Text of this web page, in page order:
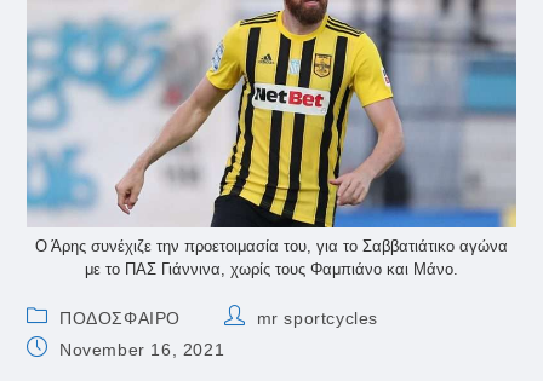
Ο Άρης συνέχιζε την προετοιμασία του, για το Σαββατιάτικο αγώνα
με το ΠΑΣ Γιάννινα, χωρίς τους Φαμπιάνο και Μάνο.
Post
category:
ΠΟΔΟΣΦΑΙΡΟ
Postmr sportcycles
PostNovember 16, 2021